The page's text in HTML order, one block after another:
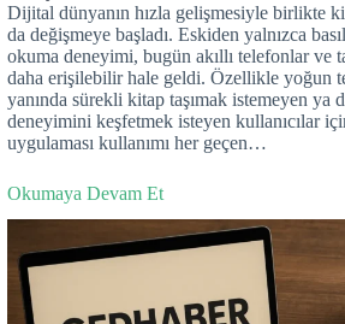
Dijital dünyanın hızla gelişmesiyle birlikte
da değişmeye başladı. Eskiden yalnızca
okuma deneyimi, bugün akıllı telefonlar ve
daha erişilebilir hale geldi. Özellikle yoğun
yanında sürekli kitap taşımak istemeyen ya
deneyimini keşfetmek isteyen kullanıcılar
uygulaması kullanımı her geçen…
Okumaya Devam Et